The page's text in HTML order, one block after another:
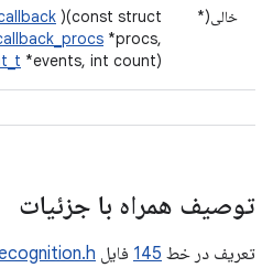
خالی(*
)(const struct
*procs,
*events, int count)
توصیف همراه با جزئیات
تعریف در خط 145 فایل